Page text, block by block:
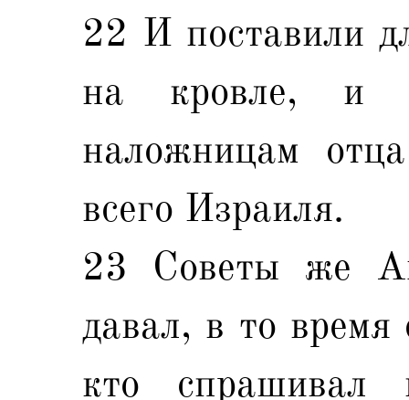
22 И поставили
на кровле, и
наложницам
всего Израиля.
23 Советы же
давал, в то время
кто спрашивал